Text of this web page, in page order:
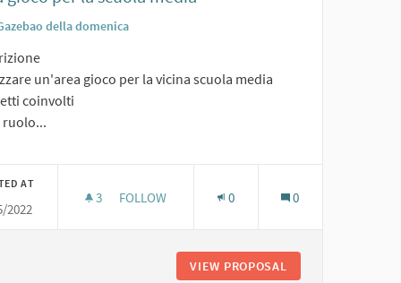
della domenica
un'area gioco per la vicina scuola media
coinvolti
ruolo...
AT
2022
3 3 FOLLOWERS
FOLLOW 0 0
VIEW PROPOSAL